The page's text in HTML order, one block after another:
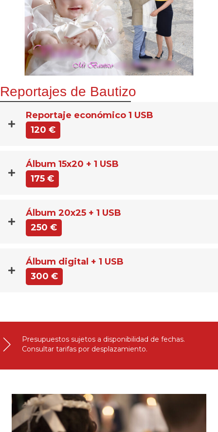
Reportajes de Bautizo
Reportaje económico 1 USB
120 €
Álbum 15x20 + 1 USB
175 €
Álbum 20x25 + 1 USB
250 €
Álbum digital + 1 USB
300 €
Presupuestos sujetos a disponibilidad de fechas.
Consultar tarifas por desplazamiento.